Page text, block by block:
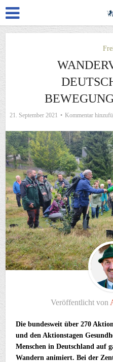
21. September 2021 Kommentar
Veröffentlicht von
Die bundesweit über 270
und den Aktionstagen
Menschen in Deutschland auf
Wandern animiert. Bei der